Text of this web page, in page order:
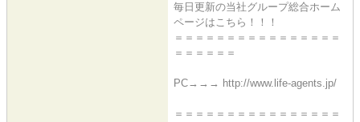
毎日更新の当社グループ総合ホーム
ページはこちら！！！
＝＝＝＝＝＝＝＝＝＝＝＝＝＝＝＝
＝＝＝＝＝＝
PC→→→ http://www.life-agents.jp/
＝＝＝＝＝＝＝＝＝＝＝＝＝＝＝＝